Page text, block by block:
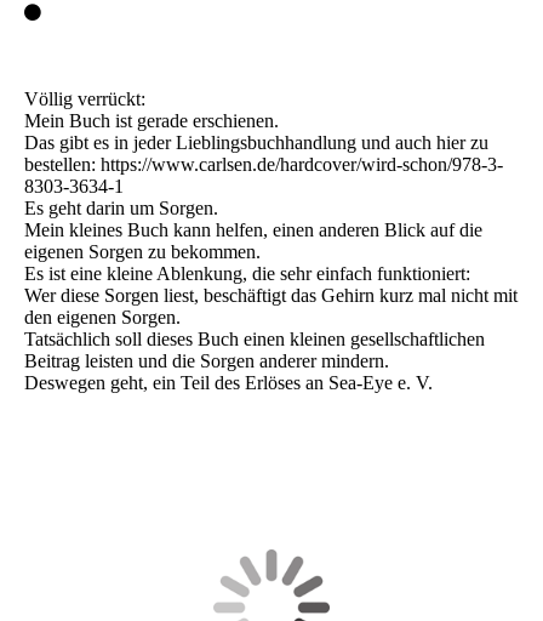
Völlig verrückt:
Mein Buch ist gerade erschienen.
Das gibt es in jeder Lieblingsbuchhandlung und auch hier zu
bestellen: https://www.carlsen.de/hardcover/wird-schon/978-3-
8303-3634-1
Es geht darin um Sorgen.
Mein kleines Buch kann helfen, einen anderen Blick auf die
eigenen Sorgen zu bekommen.
Es ist eine kleine Ablenkung, die sehr einfach funktioniert:
Wer diese Sorgen liest, beschäftigt das Gehirn kurz mal nicht mit
den eigenen Sorgen.
Tatsächlich soll dieses Buch einen kleinen gesellschaftlichen
Beitrag leisten und die Sorgen anderer mindern.
Deswegen geht, ein Teil des Erlöses an Sea-Eye e. V.